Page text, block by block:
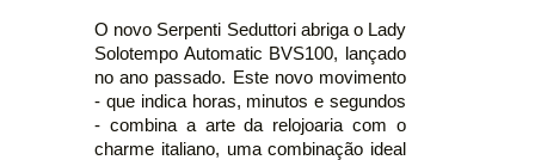
O novo Serpenti Seduttori abriga o Lady
Solotempo Automatic BVS100, lançado
no ano passado. Este novo movimento
- que indica horas, minutos e segundos
- combina a arte da relojoaria com o
charme italiano, uma combinação ideal